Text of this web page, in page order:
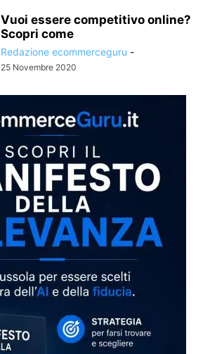
Vuoi essere competitivo online?
Scopri come
Redazione ecommerceguru -
25 Novembre 2020